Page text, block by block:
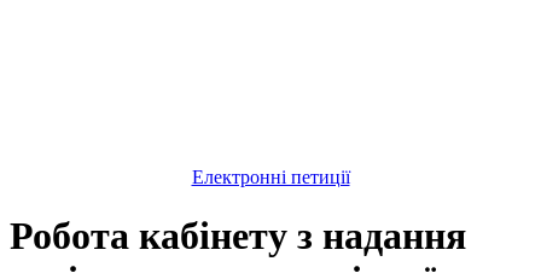
Електронні петиції
Робота кабінету з надання